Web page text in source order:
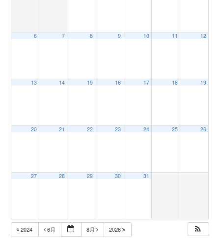
6 7 8 9 10 11 12
13 14 15 16 17 18 19
20 21 22 23 24 25 26
27 28 29 30 31
2024 6月 8月 2026